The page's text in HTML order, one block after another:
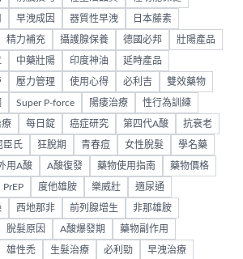
早洩成因 器質性早洩 日本藤素
精力補充 攝護腺保養 德國必邦 壯陽產品
中藥壯陽 印度神油 延時產品
壓力管理 使用心得 必利吉 雙效藥物
Super P-force 陽痿治療 性行為訓練
療 每日錠 癌症研究 第四代A酸 抗衰老
臣氏 狂脫期 青春痘 女性脫髮 學名藥
用A酸 A酸復發 藥物使用指南 藥物價格
PrEP 度他雄胺 樂威壯 適尿通
西地那非 前列腺增生 非那雄胺
脫髮原因 A酸爆發期 藥物副作用
雄性禿 生髮治療 必利勁 早洩治療